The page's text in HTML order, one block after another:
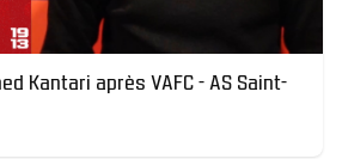
Kantari après VAFC - AS Saint-